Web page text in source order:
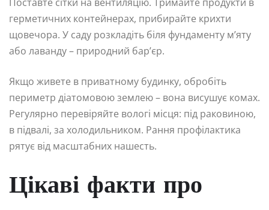
Поставте сітки на вентиляцію. Тримайте продукти в
герметичних контейнерах, прибирайте крихти
щовечора. У саду розкладіть біля фундаменту м’яту
або лаванду – природний бар’єр.
Якщо живете в приватному будинку, обробіть
периметр діатомовою землею – вона висушує комах.
Регулярно перевіряйте вологі місця: під раковиною,
в підвалі, за холодильником. Рання профілактика
рятує від масштабних нашесть.
Цікаві факти про